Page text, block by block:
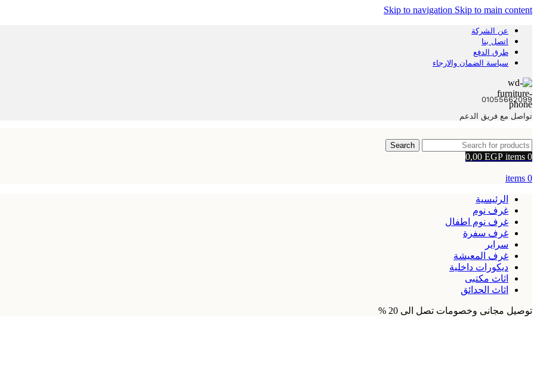
Skip to navigation Skip to main content
عن الشركة
اتصل بنا
طرق الدفع
سياسة الضمان والارجاء
01055662099
تواصل مع فريق الدعم
Search
0
items
0,00 EGP
0
items
الرئيسية
غرف نوم
غرف نوم اطفال
غرف سفرة
سراير
غرف المعيشة
ديكورات داخلية
اثاث مكتبى
اثاث الحدائق
توصيل مجانى وخصومات تصل الى 20 %